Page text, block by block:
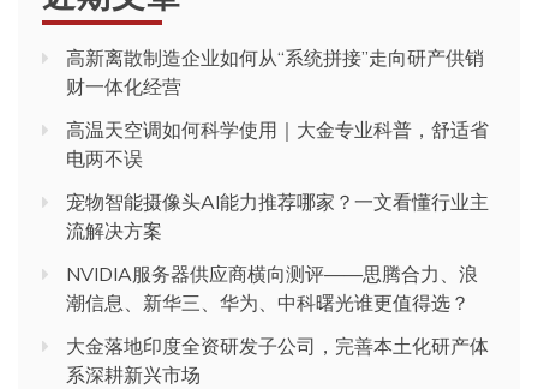
高新离散制造企业如何从“系统拼接”走向研产供销
财一体化经营
高温天空调如何科学使用｜大金专业科普，舒适省
电两不误
宠物智能摄像头AI能力推荐哪家？一文看懂行业主
流解决方案
NVIDIA服务器供应商横向测评——思腾合力、浪
潮信息、新华三、华为、中科曙光谁更值得选？
大金落地印度全资研发子公司，完善本土化研产体
系深耕新兴市场